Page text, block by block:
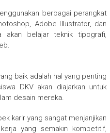
berbagai perangkat
Adobe Illustrator, dan
akan belajar teknik tipografi,
baik adalah hal yang penting
DKV akan diajarkan untuk
desain mereka.
karir yang sangat menjanjikan
yang semakin kompetitif,